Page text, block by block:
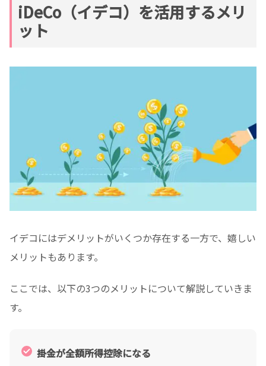
iDeCo（イデコ）を活用するメリ
ット
イデコにはデメリットがいくつか存在する一方で、嬉しい
メリットもあります。
ここでは、以下の3つのメリットについて解説していきま
す。
掛金が全額所得控除になる